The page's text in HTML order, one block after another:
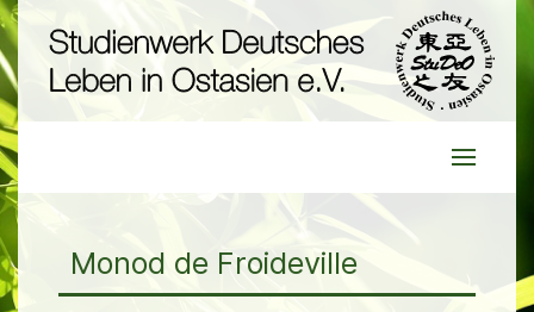
Monod de Froideville